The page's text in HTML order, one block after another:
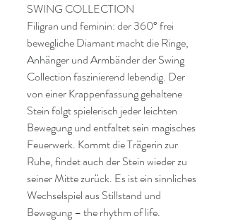
SWING COLLECTION
Filigran und feminin: der 360° frei
bewegliche Diamant macht die Ringe,
Anhänger und Armbänder der Swing
Collection faszinierend lebendig. Der
von einer Krappenfassung gehaltene
Stein folgt spielerisch jeder leichten
Bewegung und entfaltet sein magisches
Feuerwerk. Kommt die Trägerin zur
Ruhe, findet auch der Stein wieder zu
seiner Mitte zurück. Es ist ein sinnliches
Wechselspiel aus Stillstand und
Bewegung – the rhythm of life.